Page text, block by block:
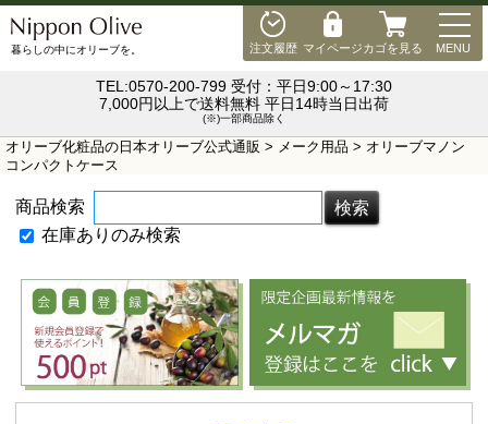
注文履歴 マイページカゴを見る MENU
暮らしの中にオリーブを。
TEL:0570-200-799 受付：平日9:00～17:30
7,000円以上で送料無料 平日14時当日出荷
(※)一部商品除く
オリーブ化粧品の日本オリーブ公式通販 > メーク用品 > オリーブマノン
コンパクトケース
商品検索
在庫ありのみ検索